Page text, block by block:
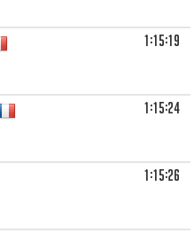
1:15:19
1:15:24
1:15:26